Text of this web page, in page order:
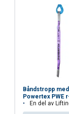
Båndstropp
Powertex PWE
En del av Lifting Solution's